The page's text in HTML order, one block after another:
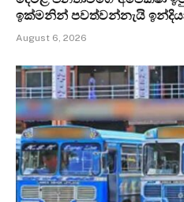
ඉක්මනින් පවත්වන්නැයි
August 6, 2026